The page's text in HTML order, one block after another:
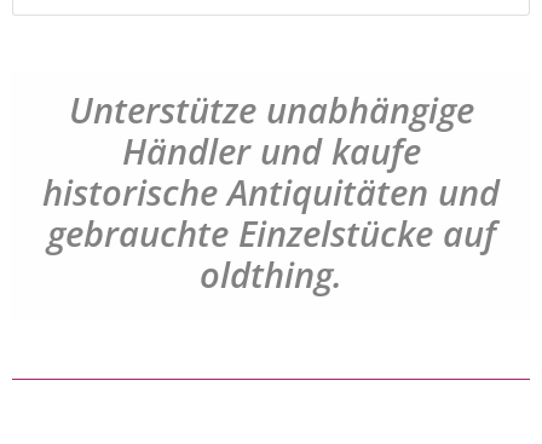
Unterstütze unabhängige
Händler und kaufe
historische Antiquitäten und
gebrauchte Einzelstücke auf
oldthing.